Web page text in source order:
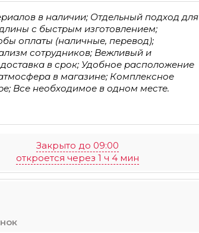
в наличии; Отдельный подход для
с быстрым изготовлением;
оплаты (наличные, перевод);
сотрудников; Вежливый и
в срок; Удобное расположение
в магазине; Комплексное
Все необходимое в одном месте.
Закрыто до 09:00
откроется через 1 ч 4 мин